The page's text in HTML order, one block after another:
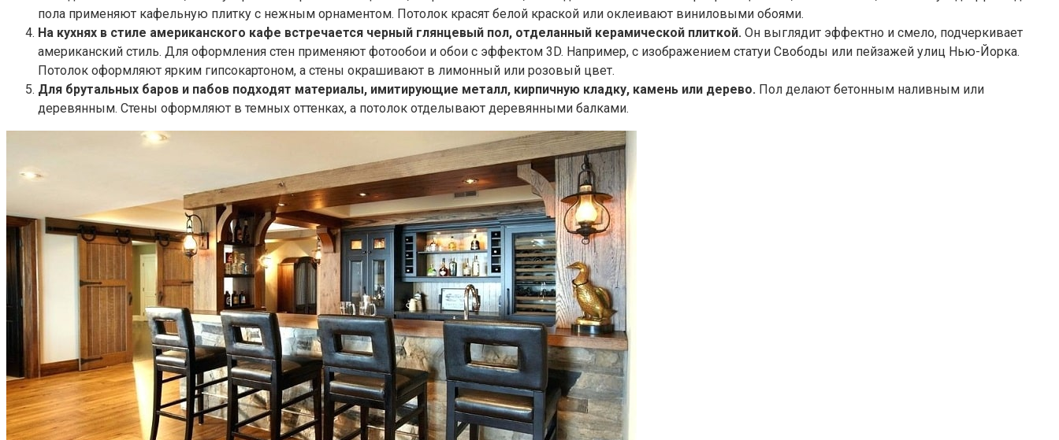
пола применяют кафельную плитку с нежным орнаментом. Потолок красят белой краской или оклеивают виниловыми обоями.
На кухнях в стиле американского кафе встречается черный глянцевый пол, отделанный керамической плиткой. Он выглядит эффектно и смело, подчеркивает
американский стиль. Для оформления стен применяют фотообои и обои с эффектом 3D. Например, с изображением статуи Свободы или пейзажей улиц Нью-Йорка.
Потолок оформляют ярким гипсокартоном, а стены окрашивают в лимонный или розовый цвет.
Для брутальных баров и пабов подходят материалы, имитирующие металл, кирпичную кладку, камень или дерево. Пол делают бетонным наливным или
деревянным. Стены оформляют в темных оттенках, а потолок отделывают деревянными балками.